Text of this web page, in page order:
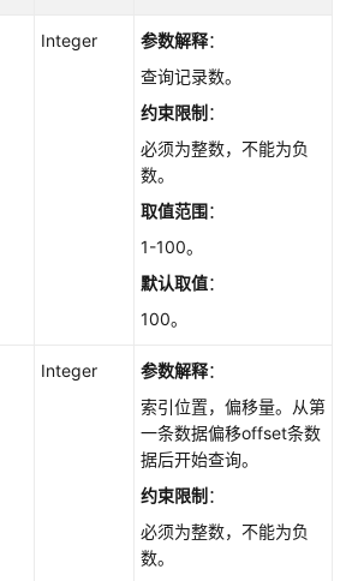
Integer 参数解释：
查询记录数。
约束限制 ：
必须为整数，不能为负
数。
取值范围：
1-100。
默认取值：
100。
Integer 参数解释：
索引位置，偏移量。从第
一条数据偏移offset条数
据后开始查询。
约束限制 ：
必须为整数，不能为负
数。